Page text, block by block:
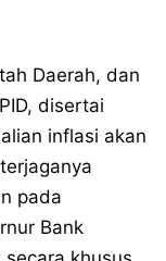
Daerah, dan
disertai
inflasi akan
pada
Bank